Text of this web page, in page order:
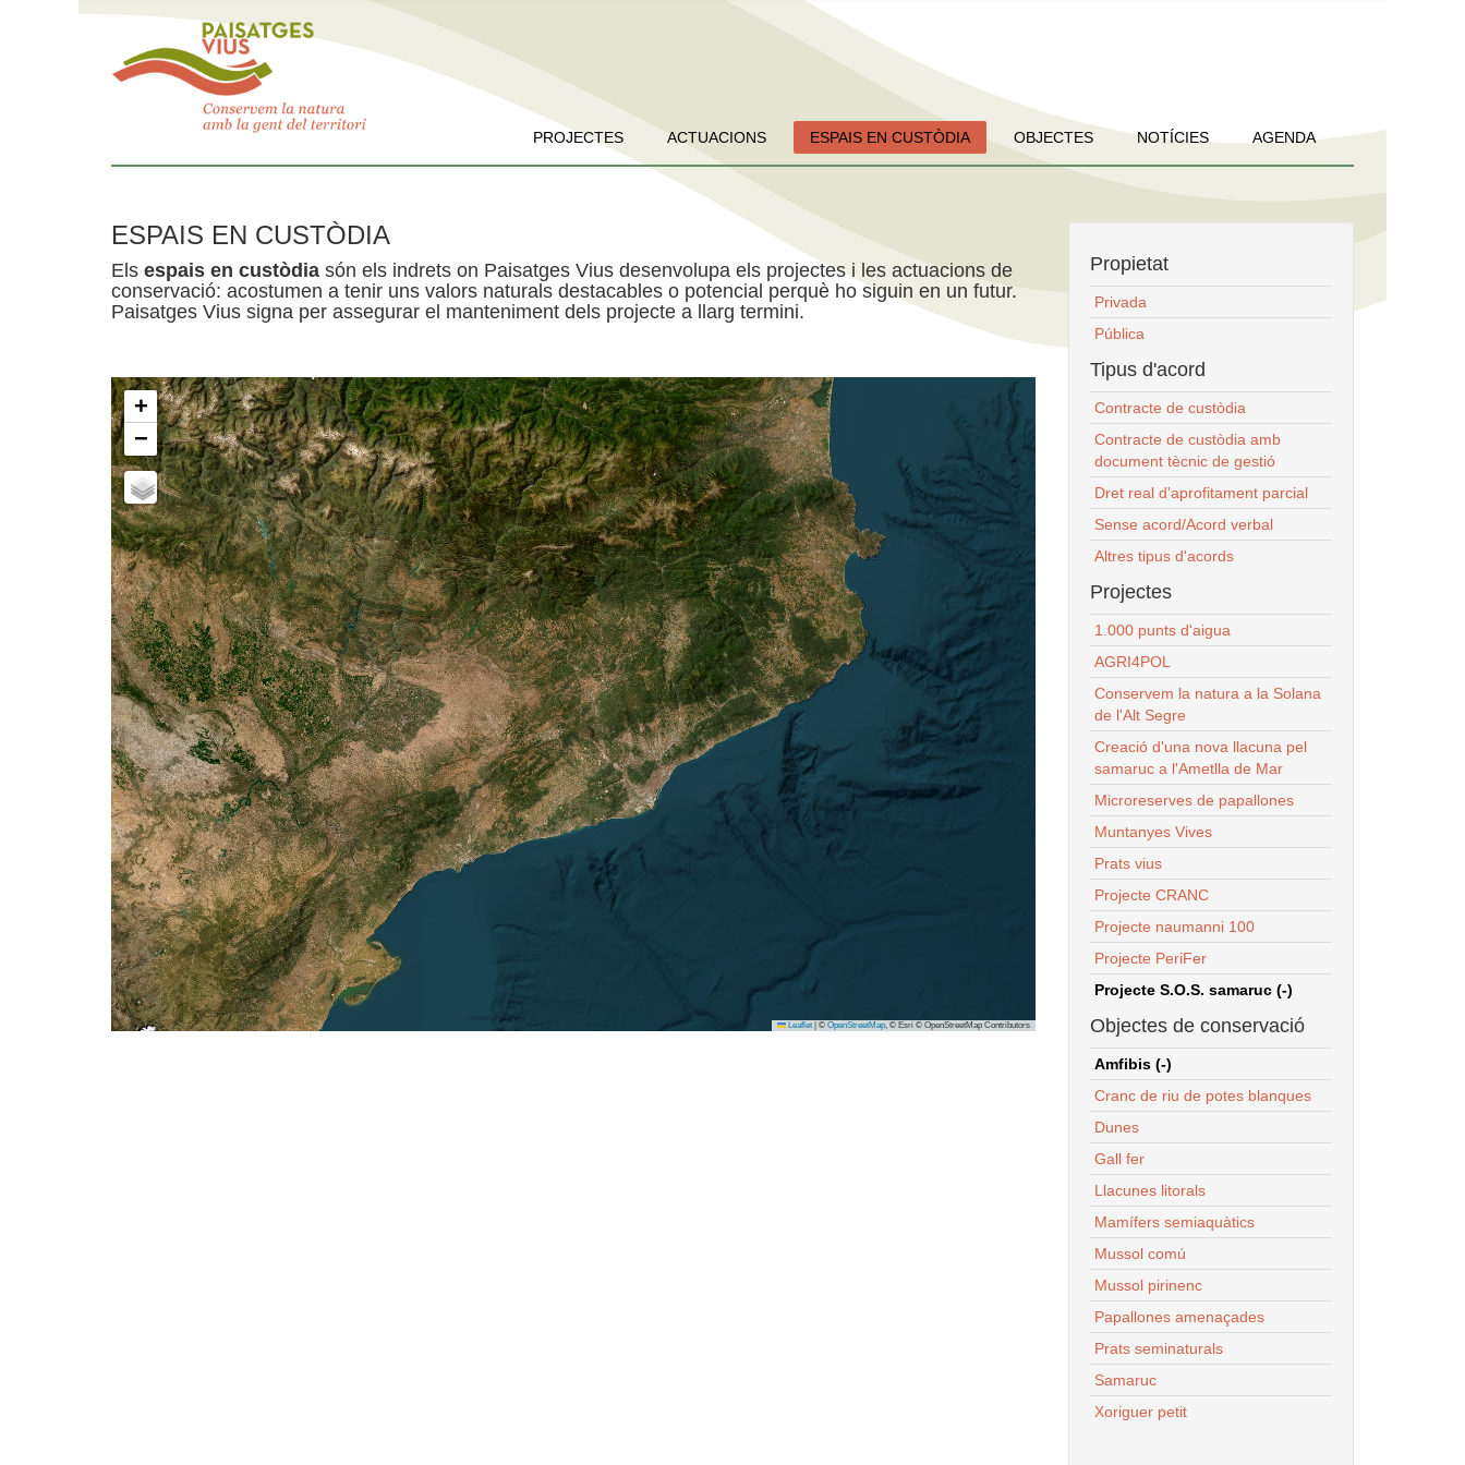
PROJECTES ACTUACIONS ESPAIS EN CUSTÒDIA OBJECTES NOTÍCIES AGENDA
ESPAIS EN CUSTÒDIA
Els espais en custòdia són els indrets on Paisatges Vius desenvolupa els projectes i les actuacions de
conservació: acostumen a tenir uns valors naturals destacables o potencial perquè ho siguin en un futur.
Paisatges Vius signa per assegurar el manteniment dels projecte a llarg termini.
+
−
Leaflet © OpenStreetMap, © Esri © OpenStreetMap Contributors
Propietat
Privada
Pública
Tipus d'acord
Contracte de custòdia
Contracte de custòdia amb
document tècnic de gestió
Dret real d'aprofitament parcial
Sense acord/Acord verbal
Altres tipus d'acords
Projectes
1.000 punts d'aigua
AGRI4POL
Conservem la natura a la Solana
de l'Alt Segre
Creació d'una nova llacuna pel
samaruc a l'Ametlla de Mar
Microreserves de papallones
Muntanyes Vives
Prats vius
Projecte CRANC
Projecte naumanni 100
Projecte PeriFer
Projecte S.O.S. samaruc (-)
Objectes de conservació
Amfibis (-)
Cranc de riu de potes blanques
Dunes
Gall fer
Llacunes litorals
Mamífers semiaquàtics
Mussol comú
Mussol pirinenc
Papallones amenaçades
Prats seminaturals
Samaruc
Xoriguer petit